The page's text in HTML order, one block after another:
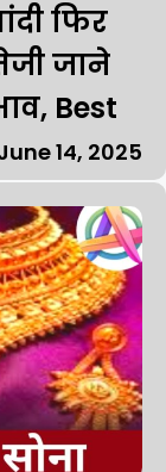
फिर
जाने
Best
14, 2025